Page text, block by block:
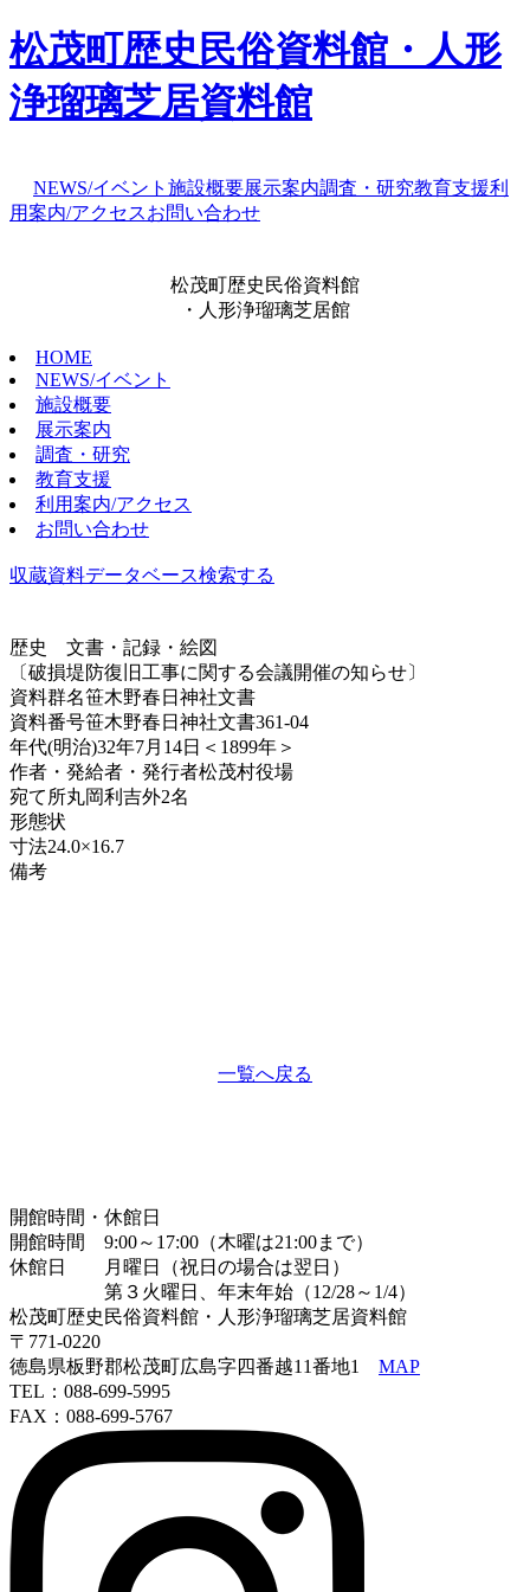
松茂町歴史民俗資料館・人形
浄瑠璃芝居資料館
NEWS/イベント 施設概要展示案内調査・研究教育支援利
用案内/アクセスお問い合わせ
松茂町歴史民俗資料館
・人形浄瑠璃芝居館
HOME
NEWS/イベント
施設概要
展示案内
調査・研究
教育支援
利用案内/アクセス
お問い合わせ
収蔵資料データベース検索する
歴史
文書・記録・絵図
〔破損堤防復旧工事に関する会議開催の知らせ〕
資料群名笹木野春日神社文書
資料番号笹木野春日神社文書361-04
年代(明治)32年7月14日＜1899年＞
作者・発給者・発行者松茂村役場
宛て所丸岡利吉外2名
形態状
寸法24.0×16.7
備考
一覧へ戻る
開館時間・休館日
開館時間 9:00～17:00（木曜は21:00まで）
休館日 月曜日（祝日の場合は翌日）
第３火曜日、年末年始（12/28～1/4）
松茂町歴史民俗資料館・人形浄瑠璃芝居資料館
〒771-0220
徳島県板野郡松茂町広島字四番越11番地1 MAP
TEL：088-699-5995
FAX：088-699-5767